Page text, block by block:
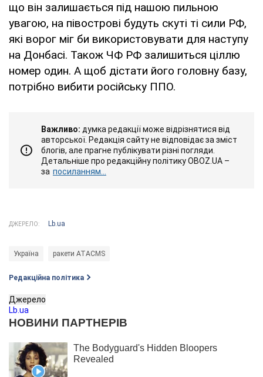
що він залишається під нашою пильною
увагою, на півострові будуть скуті ті сили РФ,
які ворог міг би використовувати для наступу
на Донбасі. Також ЧФ РФ залишиться ціллю
номер один. А щоб дістати його головну базу,
потрібно вибити російську ППО.
Важливо: думка редакції може відрізнятися від
авторської. Редакція сайту не відповідає за зміст
блогів, але прагне публікувати різні погляди.
Детальніше про редакційну політику OBOZ.UA –
за посиланням...
ДЖЕРЕЛО: Lb.ua
Україна ракети ATACMS
Редакційна політика
Джерело
Lb.ua